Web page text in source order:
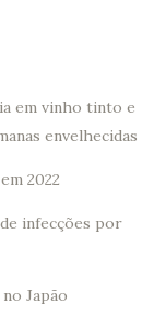
em vinho tinto e
envelhecidas
2022
infecções por
Japão